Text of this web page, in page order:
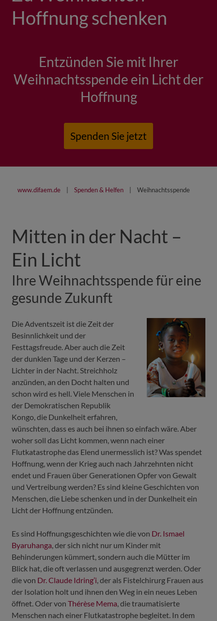
Hoffnung schenken
Entzünden Sie mit Ihrer
Weihnachtsspende ein Licht der
Hoffnung
Spenden Sie jetzt
www.difaem.de Spenden & Helfen Weihnachtsspende
Mitten in der Nacht –
Ein Licht
Ihre Weihnachtsspende für eine
gesunde Zukunft
Die Adventszeit ist die Zeit der
Besinnlichkeit und der
Festtagsfreude. Aber auch die Zeit
der dunklen Tage und der Kerzen –
Lichter in der Nacht. Streichholz
anzünden, an den Docht halten und
schon wird es hell. Viele Menschen in
der Demokratischen Republik
Kongo, die Dunkelheit erfahren,
wünschten, dass es auch bei ihnen so einfach wäre. Aber
woher soll das Licht kommen, wenn nach einer
Flutkatastrophe das Elend unermesslich ist? Was spendet
Hoffnung, wenn der Krieg auch nach Jahrzehnten nicht
endet und Frauen über Generationen Opfer von Gewalt
und Vertreibung werden? Es sind kleine Geschichten von
Menschen, die Liebe schenken und in der Dunkelheit ein
Licht der Hoffnung entzünden.
Es sind Hoffnungsgeschichten wie die von Dr. Ismael
Byaruhanga , der sich nicht nur um Kinder mit
Behinderungen kümmert, sondern auch die Mütter im
Blick hat, die oft verlassen und ausgegrenzt werden. Oder
die von Dr. Claude Idring’i , der als Fistelchirurg Frauen aus
der Isolation holt und ihnen den Weg in ein neues Leben
öffnet. Oder von Thérèse Mema , die traumatisierte
Menschen nach einer Flutkatastrophe begleitet. In dem